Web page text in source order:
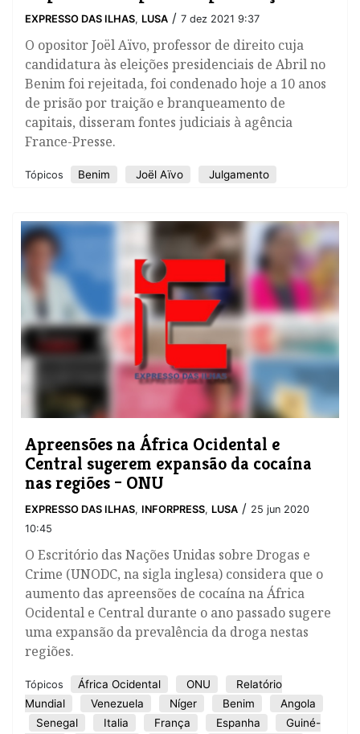
EXPRESSO DAS ILHAS, LUSA / 7 dez 2021 9:37
O opositor Joël Aïvo, professor de direito cuja
candidatura às eleições presidenciais de Abril no
Benim foi rejeitada, foi condenado hoje a 10 anos
de prisão por traição e branqueamento de
capitais, disseram fontes judiciais à agência
France-Presse.
Tópicos Benim Joël Aïvo Julgamento
Apreensões na África Ocidental e
Central sugerem expansão da cocaína
nas regiões – ONU
EXPRESSO DAS ILHAS, INFORPRESS, LUSA / 25 jun 2020
10:45
O Escritório das Nações Unidas sobre Drogas e
Crime (UNODC, na sigla inglesa) considera que o
aumento das apreensões de cocaína na África
Ocidental e Central durante o ano passado sugere
uma expansão da prevalência da droga nestas
regiões.
Tópicos África Ocidental ONU
Relatório
Mundial
Venezuela Níger Benim
Angola
Senegal
Italia França Espanha
Guiné-